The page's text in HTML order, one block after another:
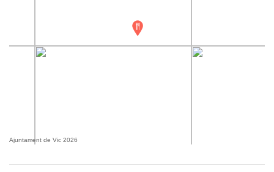
Ajuntament de Vic 2026